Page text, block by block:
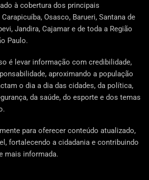
à cobertura dos principais
Osasco, Barueri, Santana de
Jandira, Cajamar e de toda a Região
Paulo.
é levar informação com credibilidade,
aproximando a população
o dia a dia das cidades, da política,
da saúde, do esporte e dos temas
para oferecer conteúdo atualizado,
fortalecendo a cidadania e contribuindo
mais informada.